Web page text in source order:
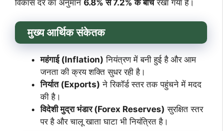
विकास दर का अनुमान 6.8% से 7.2% के बीचरखा गया है।
मुख्य आर्थिक संकेतक
महंगाई (Inflation) नियंत्रण में बनी हुई है और आम
जनता की क्रय शक्ति सुधर रही है।
निर्यात (Exports) ने रिकॉर्ड स्तर तक पहुंचने में मदद
की है।
विदेशी मुद्रा भंडार (Forex Reserves) सुरक्षित स्तर
पर है और चालू खाता घाटा भी नियंत्रित है।